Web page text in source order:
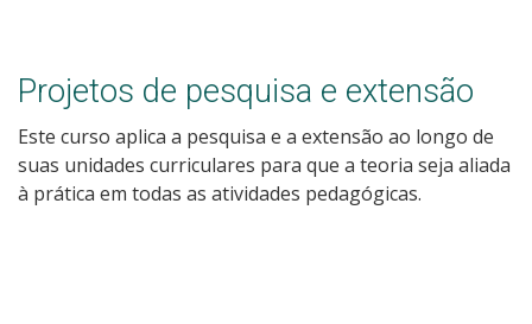
Projetos de pesquisa e extensão
Este curso aplica a pesquisa e a extensão ao longo de
suas unidades curriculares para que a teoria seja aliada
à prática em todas as atividades pedagógicas.